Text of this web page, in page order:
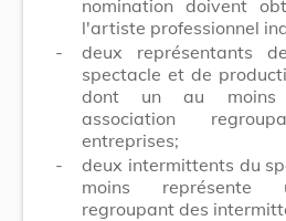
nomination doivent
l'artiste professionnel
-
deux représentants
spectacle et de
dont un au moins
association
entreprises;
-
deux intermittents du
moins représente
regroupant des